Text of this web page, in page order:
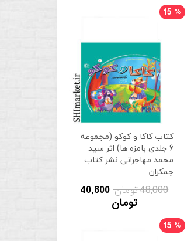
کتاب کاکا و کوکو (مجموعه
6 جلدی بامزه ها) اثر سید
محمد مهاجرانی نشر کتاب
جمکران
15 %
48,000 تومان
40,800
تومان
15 %